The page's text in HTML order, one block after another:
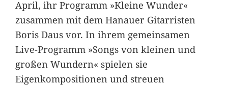
April, ihr Programm »Kleine Wunder«
zusammen mit dem Hanauer Gitarristen
Boris Daus vor. In ihrem gemeinsamen
Live-Programm »Songs von kleinen und
großen Wundern« spielen sie
Eigenkompositionen und streuen